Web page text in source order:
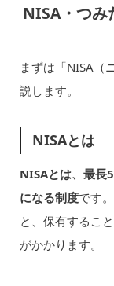
NISA・つみ
まずは「NISA（
説します。
NISAとは
NISAとは、最長
になる制度です
と、保有するこ
がかかります。